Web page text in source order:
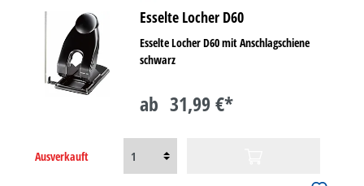
Esselte Locher D60
Esselte Locher D60 mit Anschlagschiene
schwarz
ab 31,99 €*
Ausverkauft